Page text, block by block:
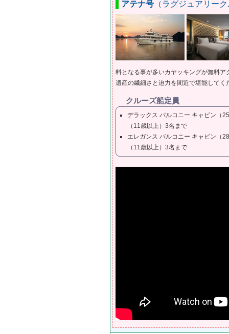
アテナ号 （ラグジュアリー
料となる事が多いカヤッキングが無料
遺産の繊細さと迫力を間近で堪能してく
クルーズ船定員
デラックス バルコニー キャビン（
（11歳以上）3名まで
エレガンス バルコニー キャビン（
（11歳以上）3名まで